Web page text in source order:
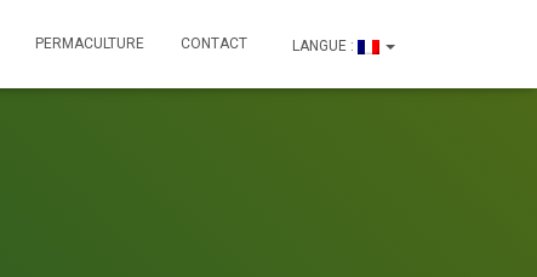
PERMACULTURE CONTACT LANGUE :